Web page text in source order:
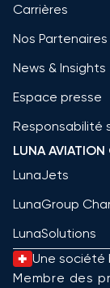
Carrières
Nos Partenaires
News & Insights
Espace presse
Responsabilité
LUNA AVIATION
LunaJets
LunaGroup
LunaSolutions
Une société
Membre des